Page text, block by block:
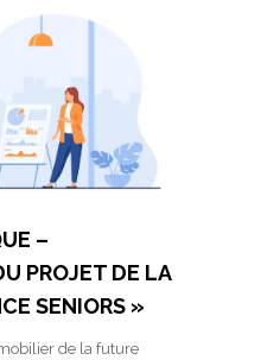
–
PROJET DE LA
SENIORS »
de la future